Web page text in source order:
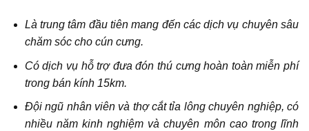
Là trung tâm đầu tiên mang đến các dịch vụ chuyên sâu
chăm sóc cho cún cưng.
Có dịch vụ hỗ trợ đưa đón thú cưng hoàn toàn miễn phí
trong bán kính 15km.
Đội ngũ nhân viên và thợ cắt tỉa lông chuyên nghiệp, có
nhiều năm kinh nghiệm và chuyên môn cao trong lĩnh